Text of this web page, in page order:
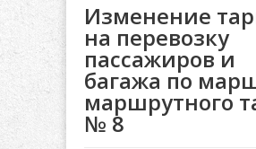
Изменение
на перевозку
пассажиров и
багажа по
маршрутного
№ 8